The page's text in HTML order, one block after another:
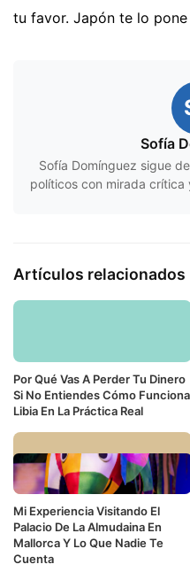
tu favor. Japón te lo
Sofía
Sofía Domínguez sigue
políticos con mirada
Artículos relacionados
Por Qué Vas A Perder Tu Dinero
Si No Entiendes Cómo Funciona
Libia En La Práctica Real
Mi Experiencia Visitando El
Palacio De La Almudaina En
Mallorca Y Lo Que Nadie Te
Cuenta